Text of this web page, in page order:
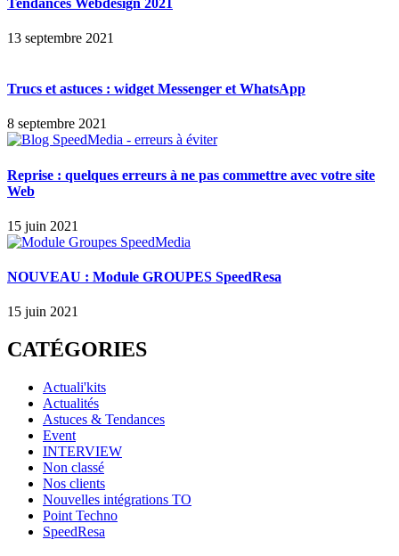
13 septembre 2021
Trucs et astuces : widget Messenger et WhatsApp
8 septembre 2021
Reprise : quelques erreurs à ne pas commettre avec votre site
Web
15 juin 2021
NOUVEAU : Module GROUPES SpeedResa
15 juin 2021
CATÉGORIES
Actuali'kits
Actualités
Astuces & Tendances
Event
INTERVIEW
Non classé
Nos clients
Nouvelles intégrations TO
Point Techno
SpeedResa